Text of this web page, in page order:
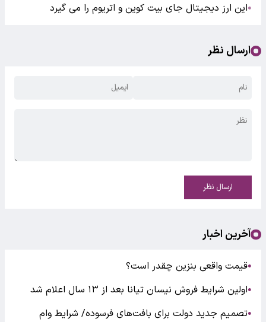
●این ارز دیجیتال جای بیت ‌کوین و اتریوم را می گیرد
ارسال نظر
ارسال نظر
آخرین اخبار
●قیمت واقعی بنزین چقدر است؟
●اولین شرایط فروش نیسان تیانا بعد از ۱۳ سال اعلام شد
●تصمیم جدید دولت برای بافت‌های فرسوده/ شرایط وام